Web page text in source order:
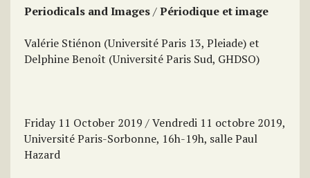
Periodicals and Images/Périodique et image
Valérie Stiénon (Université Paris 13, Pleiade) et
Delphine Benoît (Université Paris Sud, GHDSO)
Friday 11 October 2019 / Vendredi 11 octobre 2019,
Université Paris-Sorbonne, 16h-19h, salle Paul
Hazard